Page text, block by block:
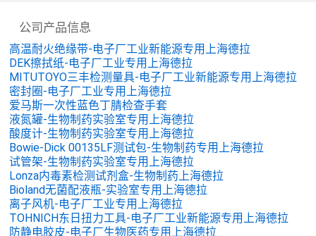
公司产品信息
高温耐火绝缘带-电子厂工业新能源专用上海德拉
DEK擦拭纸-电子厂工业专用上海德拉
MITUTOYO三丰检测量具-电子厂工业新能源专用上海德拉
密封圈-电子厂工业专用上海德拉
爱马斯一次性蓝色丁腈检查手套
液氮罐-生物制药实验室专用上海德拉
酸度计-生物制药实验室专用上海德拉
Bowie-Dick 00135LF测试包-生物制药专用上海德拉
试管架-生物制药实验室专用上海德拉
Lonza内毒素检测试剂盒-生物制药上海德拉
Bioland无菌配液瓶-实验室专用上海德拉
离子风机-电子厂工业专用上海德拉
TOHNICH东日扭力工具-电子厂工业新能源专用上海德拉
防静电胶皮-电子厂生物医药专用上海德拉